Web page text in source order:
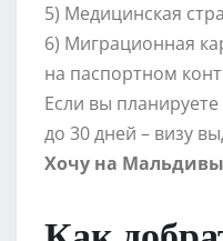
5) Медицинская
6) Миграционная
на паспортном
Если вы
до 30 дней – визу
Хочу на